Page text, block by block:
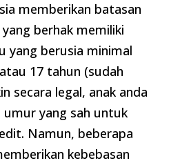
memberikan batasan
berhak memiliki
yang berusia minimal
17 tahun (sudah
secara legal, anak anda
umur yang sah untuk
Namun, beberapa
kebebasan